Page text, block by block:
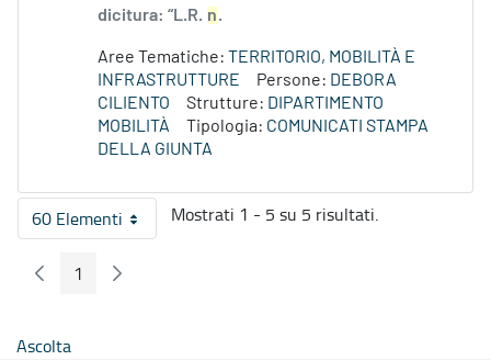
dicitura: “L.R. n.
Aree Tematiche: TERRITORIO, MOBILITÀ E
INFRASTRUTTURE
Persone: DEBORA
CILIENTO
Strutture: DIPARTIMENTO
MOBILITÀ
Tipologia: COMUNICATI STAMPA
DELLA GIUNTA
60 ElementiPer pagina
Mostrati 1 - 5 su 5 risultati.
Pagina Precedente
Pagina
1 Pagina Seguente
Ascolta